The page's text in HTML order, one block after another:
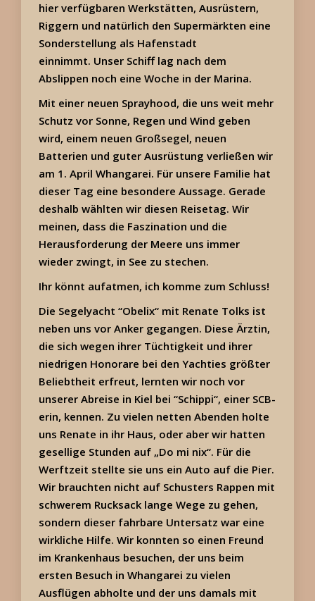
hier verfügbaren Werkstätten, Ausrüstern,
Riggern und natürlich den Supermärkten eine
Sonderstellung als Hafenstadt
einnimmt. Unser Schiff lag nach dem
Abslippen noch eine Woche in der Marina.
Mit einer neuen Sprayhood, die uns weit mehr
Schutz vor Sonne, Regen und Wind geben
wird, einem neuen Großsegel, neuen
Batterien und guter Ausrüstung verließen wir
am 1. April Whangarei. Für unsere Familie hat
dieser Tag eine besondere Aussage. Gerade
deshalb wählten wir diesen Reisetag. Wir
meinen, dass die Faszination und die
Herausforderung der Meere uns immer
wieder zwingt, in See zu stechen.
Ihr könnt aufatmen, ich komme zum Schluss!
Die Segelyacht “Obelix“ mit Renate Tolks ist
neben uns vor Anker gegangen. Diese Ärztin,
die sich wegen ihrer Tüchtigkeit und ihrer
niedrigen Honorare bei den Yachties größter
Beliebtheit erfreut, lernten wir noch vor
unserer Abreise in Kiel bei “Schippi“, einer SCB-
erin, kennen. Zu vielen netten Abenden holte
uns Renate in ihr Haus, oder aber wir hatten
gesellige Stunden auf „Do mi nix“. Für die
Werftzeit stellte sie uns ein Auto auf die Pier.
Wir brauchten nicht auf Schusters Rappen mit
schwerem Rucksack lange Wege zu gehen,
sondern dieser fahrbare Untersatz war eine
wirkliche Hilfe. Wir konnten so einen Freund
im Krankenhaus besuchen, der uns beim
ersten Besuch in Whangarei zu vielen
Ausflügen abholte und der uns damals mit